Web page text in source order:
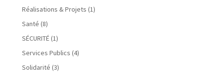
Réalisations & Projets (1)
Santé (8)
SÉCURITÉ(1)
Services Publics (4)
Solidarité (3)